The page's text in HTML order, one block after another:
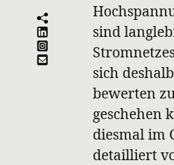
sind
sich
bewerten
geschehen
diesmal im
detailliert